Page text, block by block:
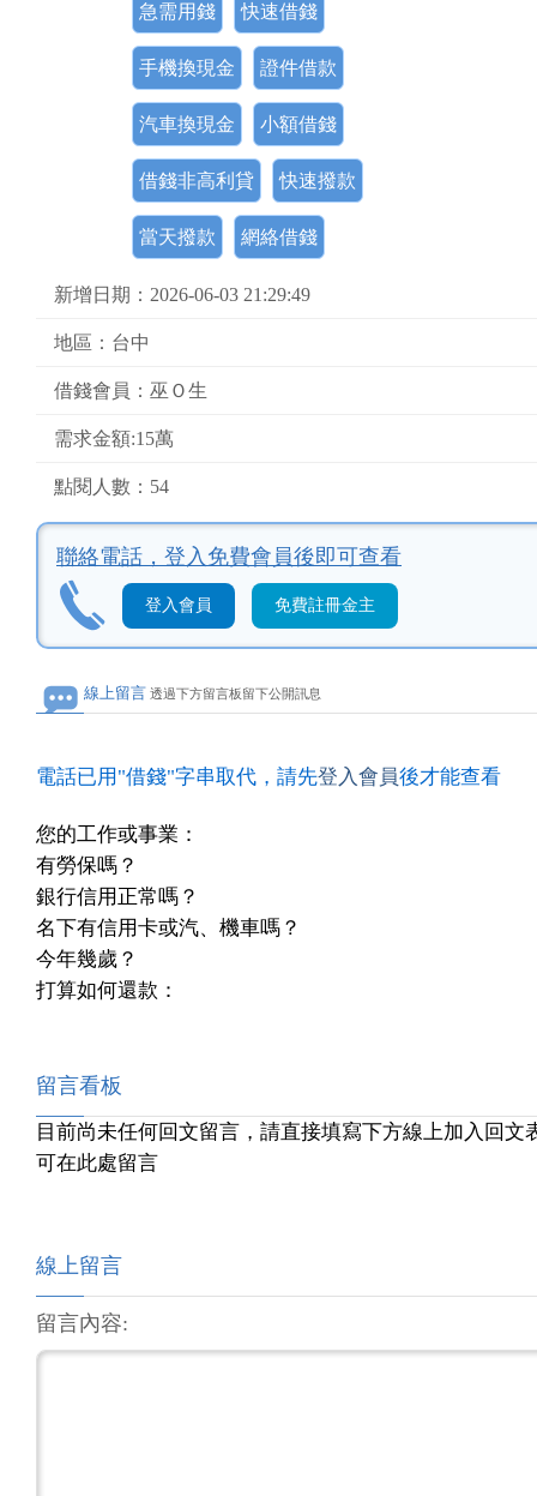
急需用錢 快速借錢
手機換現金 證件借款
汽車換現金 小額借錢
借錢非高利貸 快速撥款
當天撥款 網絡借錢
新增日期：2026-06-03 21:29:49
地區：台中
借錢會員：巫Ｏ生
需求金額:15萬
點閱人數：54
聯絡電話， 登入免費會員後即可查看
登入會員 免費註冊金主
線上留言 透過下方留言板留下公開訊息
電話已用"借錢"字串取代，請先登入會員後才能查看
您的工作或事業：
有勞保嗎？
銀行信用正常嗎？
名下有信用卡或汽、機車嗎？
今年幾歲？
打算如何還款：
留言看板
目前尚未任何回文留言，請直接填寫下方線上加入回文
可在此處留言
線上留言
留言內容: